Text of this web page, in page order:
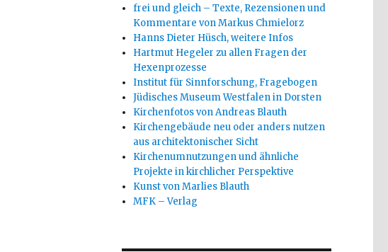
frei und gleich – Texte, Rezensionen und
Kommentare von Markus Chmielorz
Hanns Dieter Hüsch, weitere Infos
Hartmut Hegeler zu allen Fragen der
Hexenprozesse
Institut für Sinnforschung, Fragebogen
Jüdisches Museum Westfalen in Dorsten
Kirchenfotos von Andreas Blauth
Kirchengebäude neu oder anders nutzen
aus architektonischer Sicht
Kirchenumnutzungen und ähnliche
Projekte in kirchlicher Perspektive
Kunst von Marlies Blauth
MFK – Verlag